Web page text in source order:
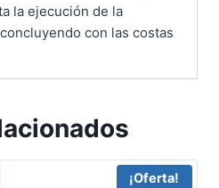
la ejecución de la
con las costas
¡Oferta!